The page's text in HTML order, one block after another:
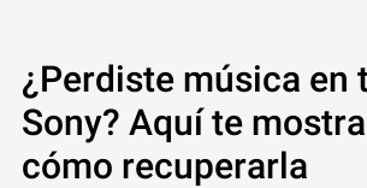
¿Perdiste música en
Sony? Aquí te
cómo recuperarla